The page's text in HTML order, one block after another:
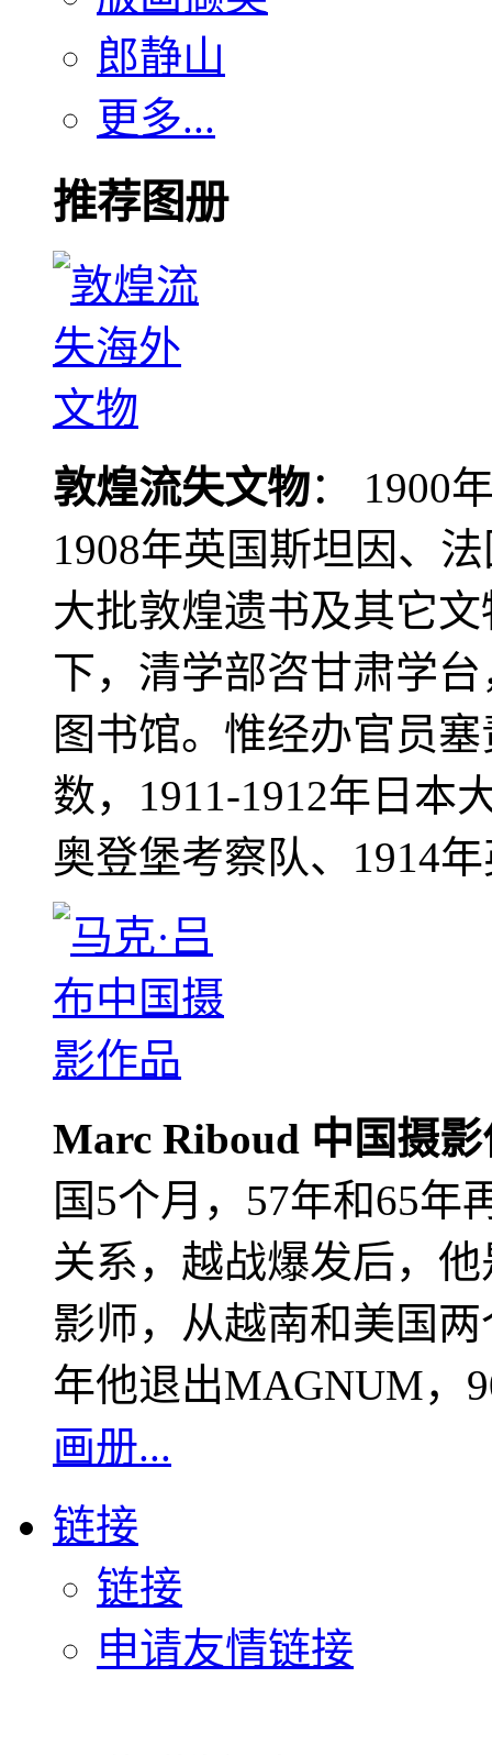
郎静山
更多...
推荐图册
敦煌流失文物： 1900
1908年英国斯坦因、
大批敦煌遗书及其它
下，清学部咨甘肃学
图书馆。惟经办官员
数，1911-1912年日本
奥登堡考察队、1914
Marc Riboud 中国摄
国5个月，57年和65年
关系，越战爆发后，
影师，从越南和美国
年他退出MAGNUM，
画册...
链接
链接
申请友情链接